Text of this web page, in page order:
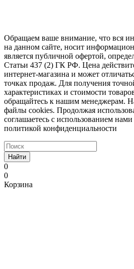
Обращаем ваше внимание, что вся
на данном сайте, носит
является публичной офертой,
Статьи 437 (2) ГК РФ. Цена
интернет-магазина и может
точках продаж. Для получения
характеристиках и стоимости
обращайтесь к нашим менеджерам.
файлы cookies. Продолжая
соглашаетесь с использованием
политикой конфиденциальности
Найти
0
0
Корзина